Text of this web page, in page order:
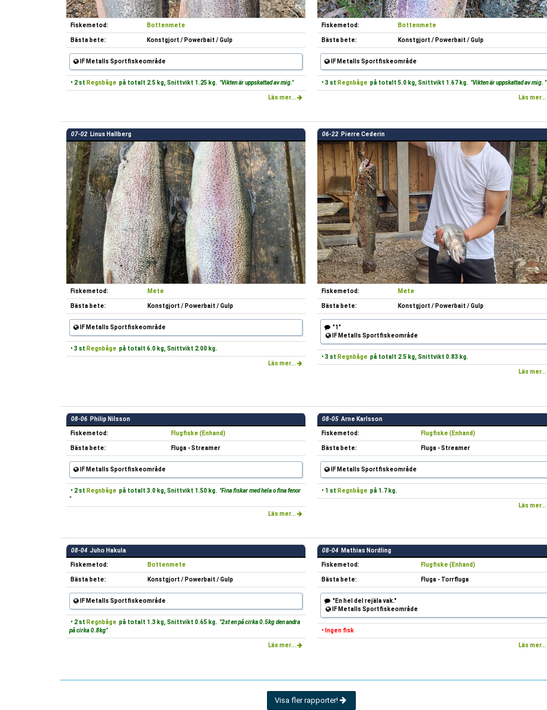
Fiskemetod: Bottenmete
Bästa bete: Konstgjort / Powerbait / Gulp
IF Metalls Sportfiskeområde
• 2 st Regnbåge på totalt 2.5 kg, Snittvikt 1.25 kg. "Vikten är uppskattad av mig."
Läs mer...
Fiskemetod: Bottenmete
Bästa bete: Konstgjort / Powerbait / Gulp
IF Metalls Sportfiskeområde
• 3 st Regnbåge på totalt 5.0 kg, Snittvikt 1.67 kg. "Vikten är uppskattad av mig. "
Läs mer...
07-02 Linus Hallberg
Fiskemetod: Mete
Bästa bete: Konstgjort / Powerbait / Gulp
IF Metalls Sportfiskeområde
• 3 st Regnbåge på totalt 6.0 kg, Snittvikt 2.00 kg.
Läs mer...
06-22 Pierre Cederin
Fiskemetod: Mete
Bästa bete: Konstgjort / Powerbait / Gulp
"1"
IF Metalls Sportfiskeområde
• 3 st Regnbåge på totalt 2.5 kg, Snittvikt 0.83 kg.
Läs mer...
08-06 Philip Nilsson
Fiskemetod: Flugfiske (Enhand)
Bästa bete: Fluga - Streamer
IF Metalls Sportfiskeområde
• 2 st Regnbåge på totalt 3.0 kg, Snittvikt 1.50 kg. "Fina fiskar med hela o fina fenor
"
Läs mer...
08-05 Arne Karlsson
Fiskemetod: Flugfiske (Enhand)
Bästa bete: Fluga - Streamer
IF Metalls Sportfiskeområde
• 1 st Regnbåge på 1.7 kg.
Läs mer...
08-04 Juho Hakula
Fiskemetod: Bottenmete
Bästa bete: Konstgjort / Powerbait / Gulp
IF Metalls Sportfiskeområde
• 2 st Regnbåge på totalt 1.3 kg, Snittvikt 0.65 kg. "2st en på cirka 0.5kg den andra
på cirka 0.8kg"
Läs mer...
08-04 Mathias Nordling
Fiskemetod: Flugfiske (Enhand)
Bästa bete: Fluga - Torrfluga
"En hel del rejäla vak."
IF Metalls Sportfiskeområde
• Ingen fisk
Läs mer...
Visa fler rapporter!